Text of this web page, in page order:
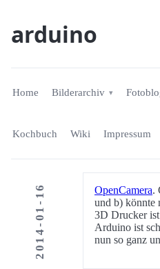
arduino
Home Bilderarchiv
Kochbuch Wiki Impressum
2014-01-16 OpenCamera.
und b) könnte
3D Drucker
Arduino ist
nun so ganz